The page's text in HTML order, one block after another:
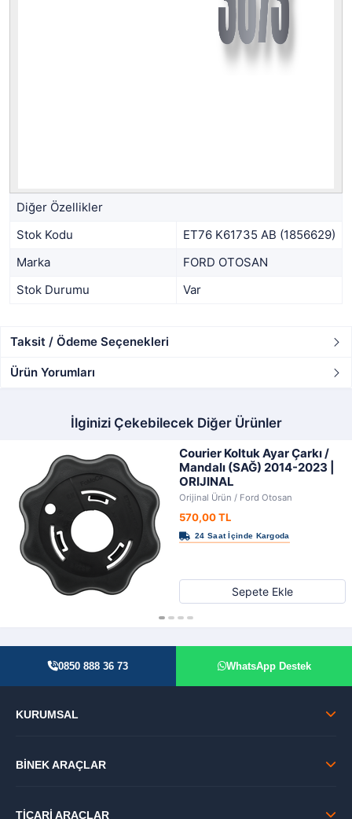
Diğer Özellikler
Stok Kodu
ET76 K61735 AB (1856629)
Marka
FORD OTOSAN
Stok Durumu
Var
Taksit / Ödeme Seçenekleri
Ürün Yorumları
İlginizi Çekebilecek Diğer Ürünler
Courier Koltuk Ayar Çarkı /
Mandalı (SAĞ) 2014-2023 |
ORIJINAL
Orijinal Ürün / Ford Otosan
570,00 TL
Sepete Ekle
0850 888 36 73 WhatsApp Destek
KURUMSAL
BİNEK ARAÇLAR
TİCARİ ARAÇLAR